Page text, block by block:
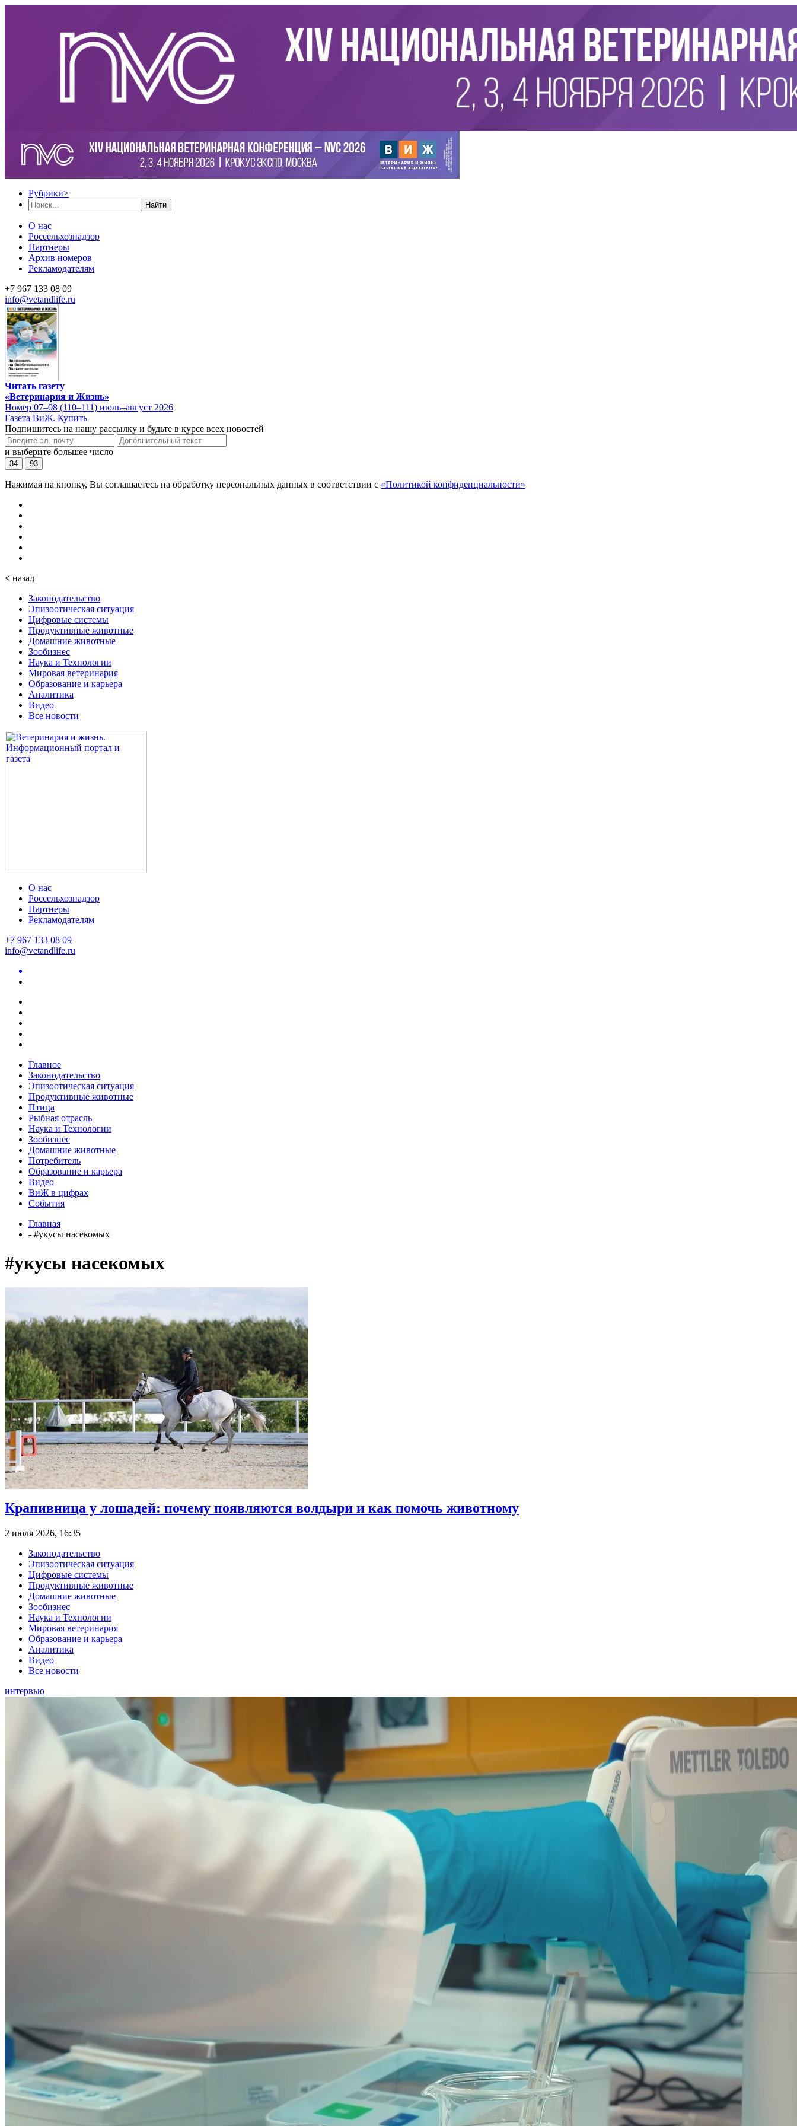
Рубрики>
Найти
О нас
Россельхознадзор
Партнеры
Архив номеров
Рекламодателям
+7 967 133 08 09
info@vetandlife.ru
Читать газету
«Ветеринария и Жизнь»
Номер 07–08 (110–111) июль–август 2026
Газета ВиЖ. Купить
Подпишитесь на нашу рассылку и будьте в курсе всех новостей
и выберите большее число
34 93
Нажимая на кнопку, Вы соглашаетесь на обработку персональных данных в соответствии с «Политикой конфиденциальности»
< назад
Законодательство
Эпизоотическая ситуация
Цифровые системы
Продуктивные животные
Домашние животные
Зообизнес
Наука и Технологии
Мировая ветеринария
Образование и карьера
Аналитика
Видео
Все новости
О нас
Россельхознадзор
Партнеры
Рекламодателям
+7 967 133 08 09
info@vetandlife.ru
Главное
Законодательство
Эпизоотическая ситуация
Продуктивные животные
Птица
Рыбная отрасль
Наука и Технологии
Зообизнес
Домашние животные
Потребитель
Образование и карьера
Видео
ВиЖ в цифрах
События
Главная
- #укусы насекомых
#укусы насекомых
Крапивница у лошадей: почему появляются волдыри и как помочь животному
2 июля 2026, 16:35
Законодательство
Эпизоотическая ситуация
Цифровые системы
Продуктивные животные
Домашние животные
Зообизнес
Наука и Технологии
Мировая ветеринария
Образование и карьера
Аналитика
Видео
Все новости
интервью